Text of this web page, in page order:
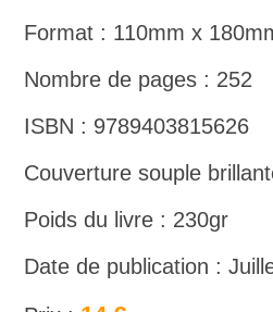
Format : 110mm x
Nombre de pages : 252
ISBN : 9789403815626
Couverture souple
Poids du livre : 230gr
Date de publication :